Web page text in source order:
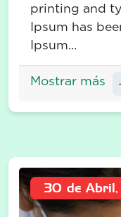
printing and
Ipsum has
Ipsum...
Mostrar más
30 de